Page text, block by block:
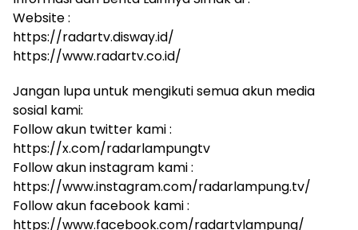
Website :
https://radartv.disway.id/
https://www.radartv.co.id/
Jangan lupa untuk mengikuti semua akun media
sosial kami:
Follow akun twitter kami :
https://x.com/radarlampungtv
Follow akun instagram kami :
https://www.instagram.com/radarlampung.tv/
Follow akun facebook kami :
https://www.facebook.com/radartvlampung/